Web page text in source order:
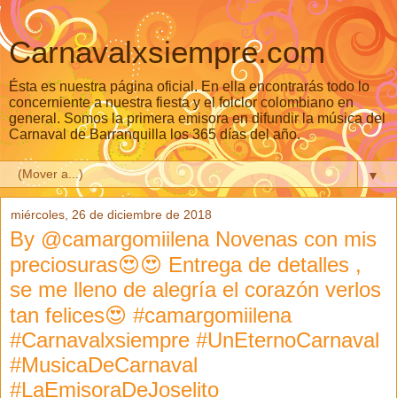
Carnavalxsiempre.com
Ésta es nuestra página oficial. En ella encontrarás todo lo
concerniente a nuestra fiesta y el folclor colombiano en
general. Somos la primera emisora en difundir la música del
Carnaval de Barranquilla los 365 días del año.
▼
miércoles, 26 de diciembre de 2018
By @camargomiilena Novenas con mis
preciosuras😍😍 Entrega de detalles ,
se me lleno de alegría el corazón verlos
tan felices😍 #camargomiilena
#Carnavalxsiempre #UnEternoCarnaval
#MusicaDeCarnaval
#LaEmisoraDeJoselito